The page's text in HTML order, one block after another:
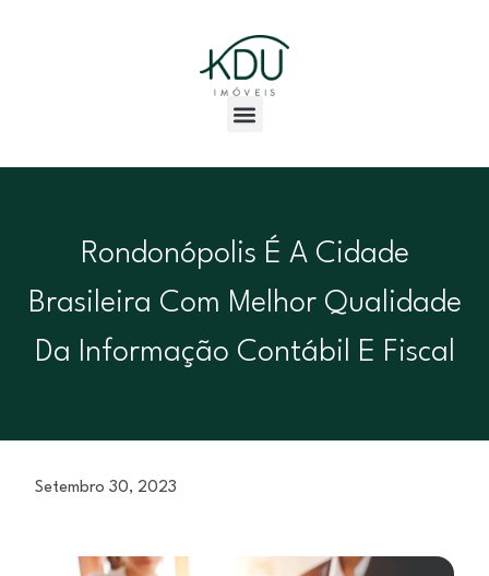
Rondonópolis É A Cidade
Brasileira Com Melhor Qualidade
Da Informação Contábil E Fiscal
Setembro 30, 2023